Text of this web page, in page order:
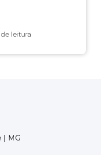
leitura
| MG